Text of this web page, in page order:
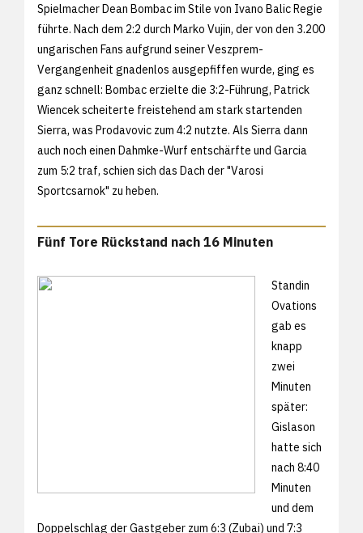
Spielmacher Dean Bombac im Stile von Ivano Balic Regie
führte. Nach dem 2:2 durch Marko Vujin, der von den 3.200
ungarischen Fans aufgrund seiner Veszprem-
Vergangenheit gnadenlos ausgepfiffen wurde, ging es
ganz schnell: Bombac erzielte die 3:2-Führung, Patrick
Wiencek scheiterte freistehend am stark startenden
Sierra, was Prodavovic zum 4:2 nutzte. Als Sierra dann
auch noch einen Dahmke-Wurf entschärfte und Garcia
zum 5:2 traf, schien sich das Dach der "Varosi
Sportcsarnok" zu heben.
Fünf Tore Rückstand nach 16 Minuten
Standin
Ovations
gab es
knapp
zwei
Minuten
später:
Gislason
hatte sich
nach 8:40
Minuten
und dem
Doppelschlag der Gastgeber zum 6:3 (Zubai) und 7:3